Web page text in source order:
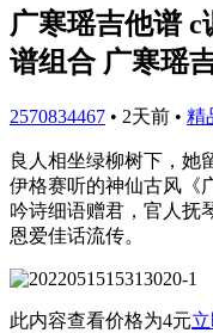
广寒瑶吉他谱
谱组合 广寒瑶
2570834467 • 2天前 • 精
良人相坐绿柳树下，她
伊格赛听的神仙古风《
吟诗细语赠君，官人抚
恩爱佳话流传。
此内容查看价格为4元